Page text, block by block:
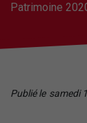
Patrimoine
Publié le samedi